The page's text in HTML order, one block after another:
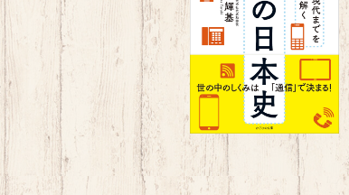
古代から現代までを読み解く 通
信の日本史
¥1,650